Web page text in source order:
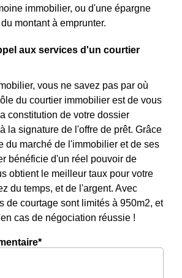
immobilier, ou d'une épargne
montant à emprunter.
aux services d'un courtier
vous ne savez pas par où
du courtier immobilier est de vous
constitution de votre dossier
la signature de l'offre de prêt. Grâce
du marché de l'immobilier et de ses
bénéficie d'un réel pouvoir de
obtient le meilleur taux pour votre
du temps, et de l'argent. Avec
de courtage sont limités à 950m2, et
cas de négociation réussie !